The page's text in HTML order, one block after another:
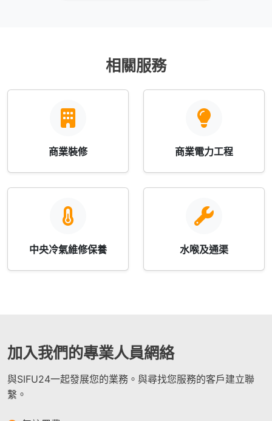
相關服務
商業裝修 商業電力工程
中央冷氣維修保養 水喉及通渠
加入我們的專業人員網絡
與SIFU24一起發展您的業務。與尋找您服務的客戶建立聯
繫。